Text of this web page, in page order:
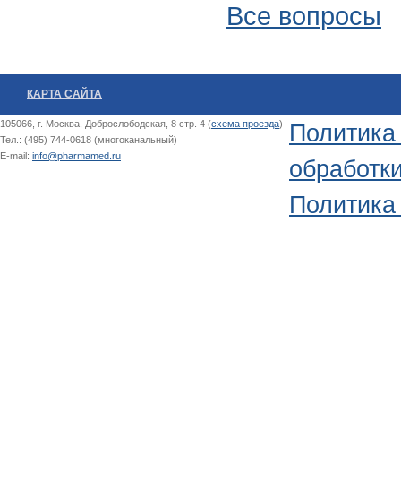
Все вопросы
КАРТА САЙТА
105066, г. Москва, Доброслободская, 8 стр. 4 (схема проезда)
Тел.: (495) 744-0618 (многоканальный)
E-mail: info@pharmamed.ru